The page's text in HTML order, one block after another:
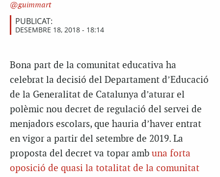
guimmart
PUBLICAT:
DESEMBRE 18, 2018 - 18:14
Bona part de la comunitat educativa ha
celebrat la decisió del Departament d’Educació
de la Generalitat de Catalunya d’aturar el
polèmic nou decret de regulació del servei de
menjadors escolars, que hauria d’haver entrat
en vigor a partir del setembre de 2019. La
proposta del decret va topar amb una forta
oposició de quasi la totalitat de la comunitat